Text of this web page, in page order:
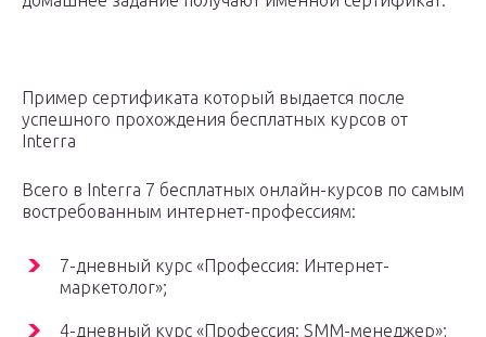
Пример сертификата который выдается после
успешного прохождения бесплатных курсов от
Interra
Всего в Interra 7 бесплатных онлайн-курсов по самым
востребованным интернет-профессиям:
7-дневный курс «Профессия: Интернет-
маркетолог»;
4-дневный курс «Профессия: SMM-менеджер»;